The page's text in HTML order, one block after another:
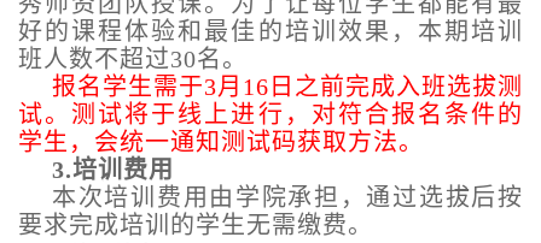
好的课程体验和最佳的培训效果，本期培训
班人数不超过30名。
报名学生需于3月16日之前完成入班选拔测
试。测试将于线上进行，对符合报名条件的
学生，会统一通知测试码获取方法。
3.培训费用
本次培训费用由学院承担，通过选拔后按
要求完成培训的学生无需缴费。